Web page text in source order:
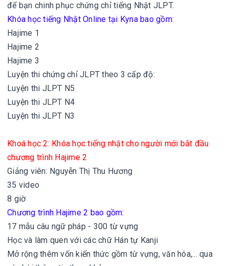
để bạn chinh phục chứng chỉ tiếng Nhật JLPT.
Khóa học tiếng Nhật Online tại Kyna bao gồm:
Hajime 1
Hajime 2
Hajime 3
Luyện thi chứng chỉ JLPT theo 3 cấp độ:
Luyện thi JLPT N5
Luyện thi JLPT N4
Luyện thi JLPT N3
Khoá học 2: Khóa học tiếng nhật cho người mới bắt đầu
chương trình Hajime 2
Giảng viên: Nguyễn Thị Thu Hương
35 video
8 giờ
Chương trình Hajime 2 bao gồm:
17 mẫu câu ngữ pháp - 300 từ vựng
Học và làm quen với các chữ Hán tự Kanji
Mở rộng thêm vốn kiến thức gồm từ vựng, văn hóa,... qua